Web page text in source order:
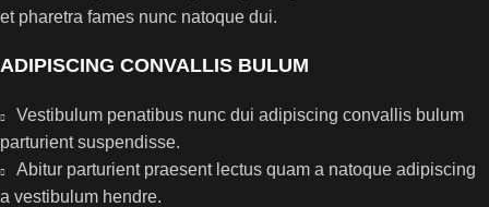
et pharetra fames nunc natoque dui.
ADIPISCING CONVALLIS BULUM
Vestibulum penatibus nunc dui adipiscing convallis bulum
parturient suspendisse.
Abitur parturient praesent lectus quam a natoque adipiscing
a vestibulum hendre.